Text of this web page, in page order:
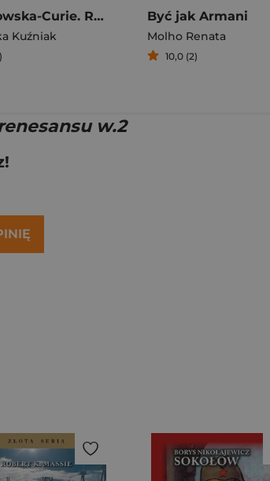
Skłodowska-Curie. Rebeliantka
Kuźniak
Być jak Armani
Molho Renata
10,0 (2)
w.2